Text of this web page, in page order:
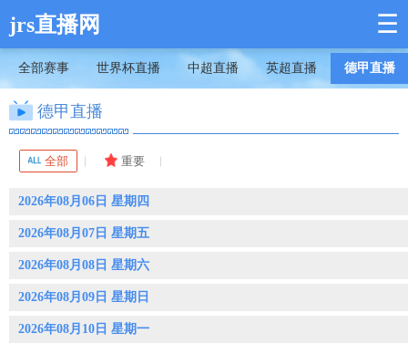
jrs直播网 ☰
全部赛事 世界杯直播 中超直播 英超直播 德甲直播
德甲直播
2026年08月06日 星期四
2026年08月07日 星期五
2026年08月08日 星期六
2026年08月09日 星期日
2026年08月10日 星期一